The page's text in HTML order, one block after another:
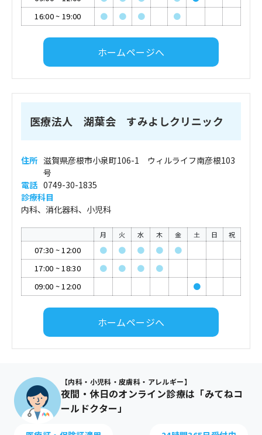
16:00~ 19:00 ● ● ● ●
ホームページへ
医療法人 湖葉会 すみよしクリニック
住所 滋賀県彦根市小泉町106-1 ウィルライフ南彦根103
号
電話 0749-30-1835
診療科目
内科、消化器科、小児科
月 火 水 木 金 土 日 祝
07:30 ~12:00 ● ● ● ●
●
17:00 ~18:30 ● ● ●
●
09:00 ~12:00 ●
ホームページへ
【内科・小児科・皮膚科・アレルギー】
夜間・休日のオンライン診療は「みてねコ
ールドクター」